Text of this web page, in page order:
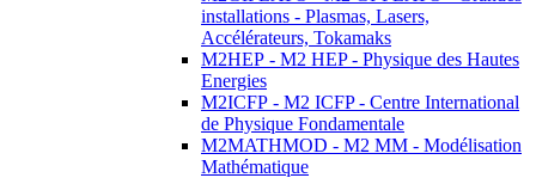
installations - Plasmas, Lasers,
Accélérateurs, Tokamaks
M2HEP - M2 HEP - Physique des Hautes
Energies
M2ICFP - M2 ICFP - Centre International
de Physique Fondamentale
M2MATHMOD - M2 MM - Modélisation
Mathématique